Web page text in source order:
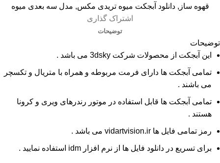
قهوه ساز , دانلود آبجکت میوه تریدی مکس, مدل سه بعدی میوه
اشتراک گذاری
توضیحات
توضیحات
این آبجکت از محصولات شرکت 3dsky می باشد .
تمامی آبجکت ها دارای فرمت مربوطه و همراه با متریال و تکسچر
می باشند .
تمامی آبجکت ها قابل استفاده در موتور رندرهای ویری و کرونا
هستند .
رمز تمامی فایل ها vidartvision.ir می باشد .
برای تسریع در دانلود فایل ها از نرم افزار idm استفاده نمایید .